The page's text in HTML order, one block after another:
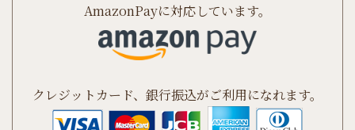
AmazonPayに対応しています。
クレジットカード、銀行振込がご利用になれます。